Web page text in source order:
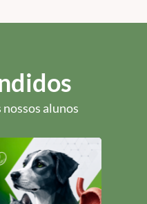
alunos